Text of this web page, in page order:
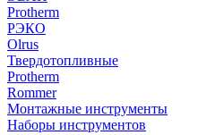
Protherm
РЭКО
Olrus
Твердотопливные
Protherm
Rommer
Монтажные инструменты
Наборы инструментов